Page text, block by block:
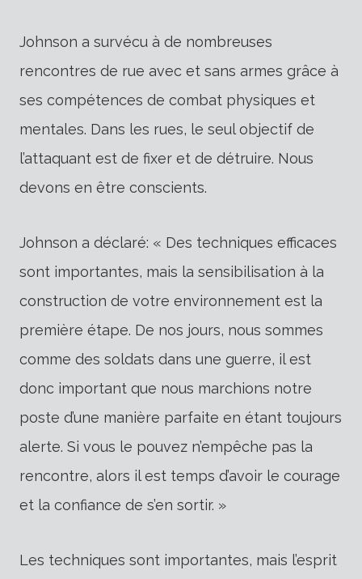
Johnson a survécu à de nombreuses
rencontres de rue avec et sans armes grâce à
ses compétences de combat physiques et
mentales. Dans les rues, le seul objectif de
l’attaquant est de fixer et de détruire. Nous
devons en être conscients.
Johnson a déclaré: « Des techniques efficaces
sont importantes, mais la sensibilisation à la
construction de votre environnement est la
première étape. De nos jours, nous sommes
comme des soldats dans une guerre, il est
donc important que nous marchions notre
poste d’une manière parfaite en étant toujours
alerte. Si vous le pouvez n’empêche pas la
rencontre, alors il est temps d’avoir le courage
et la confiance de s’en sortir. »
Les techniques sont importantes, mais l’esprit